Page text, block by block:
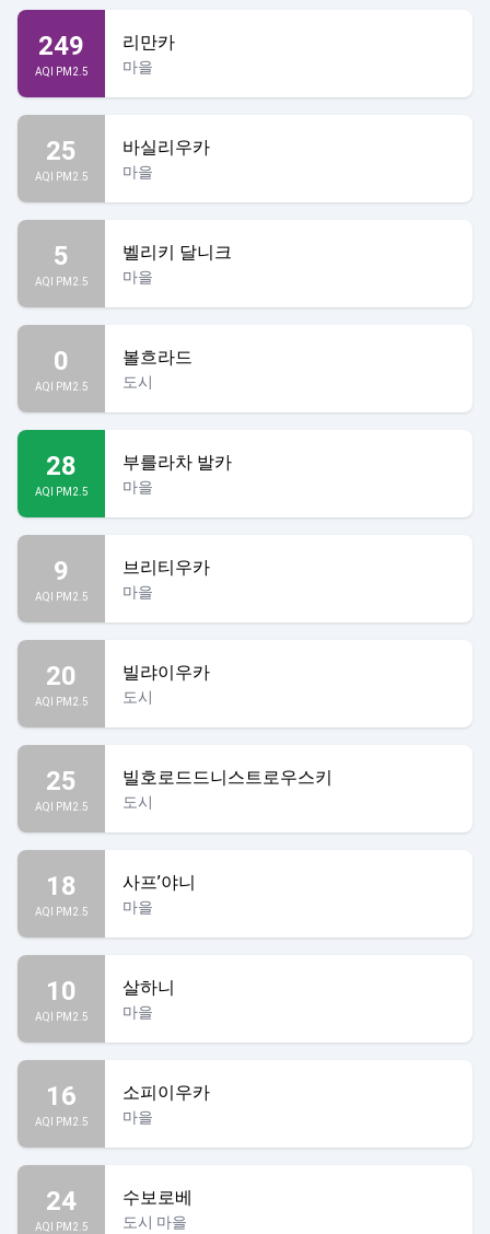
249
AQI PM2.5
리만카
마을
25
AQI PM2.5
바실리우카
마을
5
AQI PM2.5
벨리키 달니크
마을
0
AQI PM2.5
볼흐라드
도시
28
AQI PM2.5
부를라차 발카
마을
9
AQI PM2.5
브리티우카
마을
20
AQI PM2.5
빌랴이우카
도시
25
AQI PM2.5
빌호로드드니스트로우스키
도시
18
AQI PM2.5
사프’야니
마을
10
AQI PM2.5
살하니
마을
16
AQI PM2.5
소피이우카
마을
24
AQI PM2.5
수보로베
도시 마을